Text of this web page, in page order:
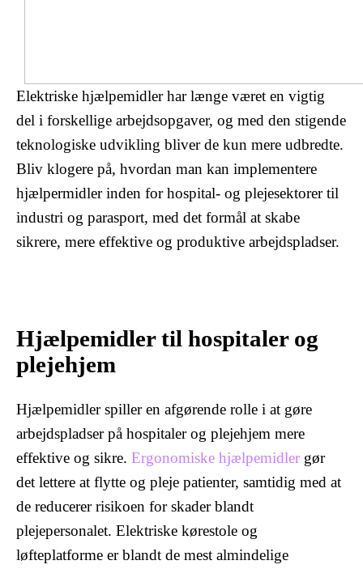
Elektriske hjælpemidler har længe været en vigtig
del i forskellige arbejdsopgaver, og med den stigende
teknologiske udvikling bliver de kun mere udbredte.
Bliv klogere på, hvordan man kan implementere
hjælpermidler inden for hospital- og plejesektorer til
industri og parasport, med det formål at skabe
sikrere, mere effektive og produktive arbejdspladser.
Hjælpemidler til hospitaler og
plejehjem
Hjælpemidler spiller en afgørende rolle i at gøre
arbejdspladser på hospitaler og plejehjem mere
effektive og sikre. Ergonomiske hjælpemidler gør
det lettere at flytte og pleje patienter, samtidig med at
de reducerer risikoen for skader blandt
plejepersonalet. Elektriske kørestole og
løfteplatforme er blandt de mest almindelige